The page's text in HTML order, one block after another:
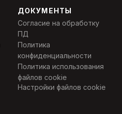
ДОКУМЕНТЫ
Согласие на обработку
ПД
Политика
конфиденциальности
Политика использования
файлов cookie
Настройки файлов cookie